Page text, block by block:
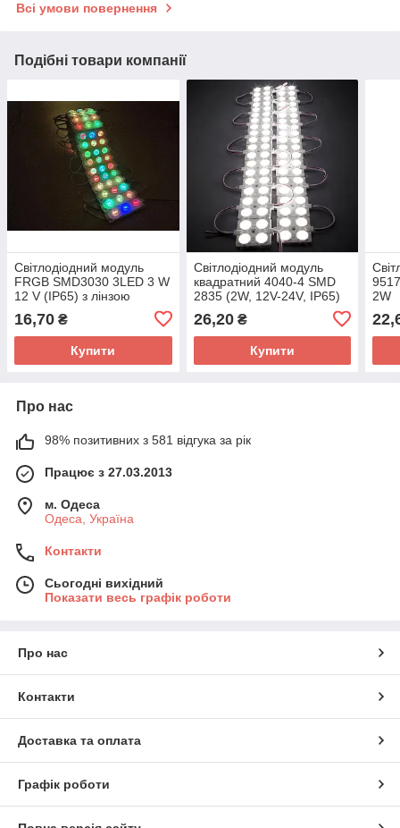
Всі умови повернення
Подібні товари компанії
Світлодіодний модуль
FRGB SMD3030 3LED 3 W
12 V (IP65) з лінзою
16,70 ₴
Купити
Світлодіодний модуль
квадратний 4040-4 SMD
2835 (2W, 12V-24V, IP65)
26,20₴
Купити
2W
Про нас
98% позитивних з 581 відгука за рік
Працює з 27.03.2013
м. Одеса
Одеса, Україна
Контакти
Сьогодні вихідний
Показати весь графік роботи
Про нас
Контакти
Доставка та оплата
Графік роботи